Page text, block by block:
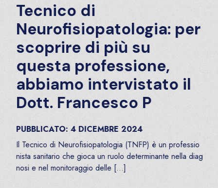
Tecnico di
Neurofisiopatologia: per
scoprire di più su
questa professione,
abbiamo intervistato il
Dott. Francesco P
PUBBLICATO: 4 DICEMBRE 2024
Il Tecnico di Neurofisiopatologia (TNFP) è un professio
nista sanitario che gioca un ruolo determinante nella diag
nosi e nel monitoraggio delle […]